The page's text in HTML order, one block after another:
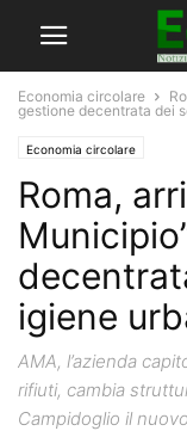
Economia circolare
gestione decentrata dei
Economia circolare
Roma,
igiene
AMA, l’azienda
rifiuti, cambia
Campidoglio il